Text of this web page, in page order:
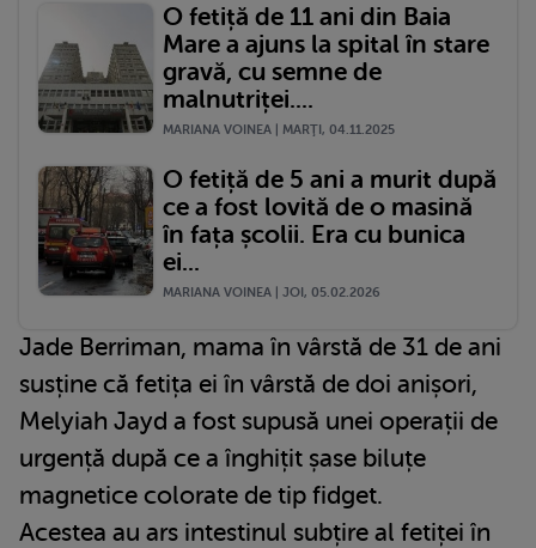
O fetiță de 11 ani din Baia
Mare a ajuns la spital în stare
gravă, cu semne de
malnutriței....
MARIANA VOINEA | MARŢI, 04.11.2025
O fetiță de 5 ani a murit după
ce a fost lovită de o masină
în fața școlii. Era cu bunica
ei...
MARIANA VOINEA | JOI, 05.02.2026
Jade Berriman, mama în vârstă de 31 de ani
susține că fetița ei în vârstă de doi anișori,
Melyiah Jayd a fost supusă unei operații de
urgență după ce a înghițit șase biluțe
magnetice colorate de tip fidget.
Acestea au ars intestinul subțire al fetiței în